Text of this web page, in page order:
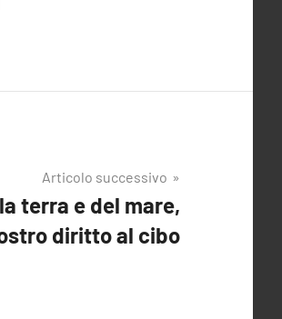
Articolo successivo
terra e del mare,
diritto al cibo